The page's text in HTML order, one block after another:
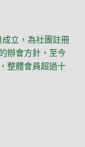
立，為社團註冊
辦會方針，至今
整體會員超過十